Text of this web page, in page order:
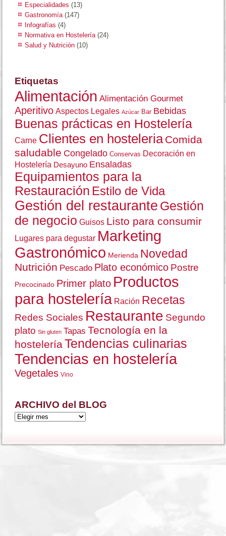
Especialidades (13)
Gastronomía (147)
Infografías (4)
Normativa en Hostelería (24)
Salud y Nutrición (10)
Etiquetas
Alimentación Alimentación Gourmet
Aperitivo Aspectos Legales Azúcar Bar Bebidas
Buenas prácticas en Hostelería
Carne Clientes en hosteleriaComida
saludable Congelado Conservas Decoración en
Hostelería Desayuno Ensaladas
Equipamientos para la
Restauración Estilo de Vida
Gestión del restaurante Gestión
de negocio Guisos Listo para consumir
Lugares para degustar Marketing
Gastronómico Merienda Novedad
Nutrición Pescado Plato económico Postre
Precocinado Primer plato Productos
para hostelería Ración Recetas
Redes Sociales Restaurante Segundo
plato Sin gluten Tapas Tecnología en la
hosteleríaTendencias culinarias
Tendencias en hostelería
Vegetales Vino
ARCHIVO del BLOG